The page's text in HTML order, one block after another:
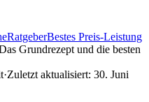
RatgeberBestes Preis-Leistung
Grundrezept und die besten
·Zuletzt aktualisiert: 30. Juni